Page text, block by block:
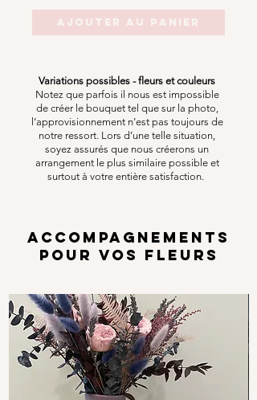
Ajouter au panier
Variations possibles - fleurs et couleurs
Notez que parfois il nous est impossible
de créer le bouquet tel que sur la photo,
l’approvisionnement n’est pas toujours de
notre ressort. Lors d’une telle situation,
soyez assurés que nous créerons un
arrangement le plus similaire possible et
surtout à votre entière satisfaction.
ACCOMPAGNEMENTS
POUR VOS FLEURS